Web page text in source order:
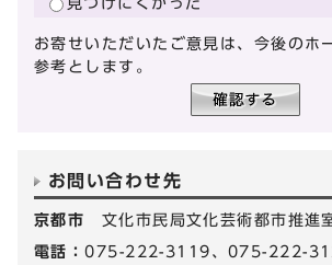
お寄せいただいたご意見は、今後のホ
参考とします。
お問い合わせ先
京都市 文化市民局文化芸術都市推進
電話：075-222-3119、075-222-